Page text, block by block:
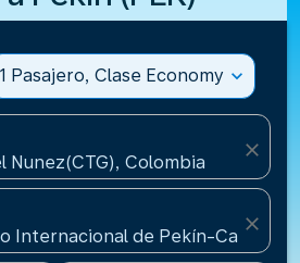
1 Pasajero, Clase Economy expand_more
Nunez(CTG), Colombia
close
Internacional de Pekín-
close